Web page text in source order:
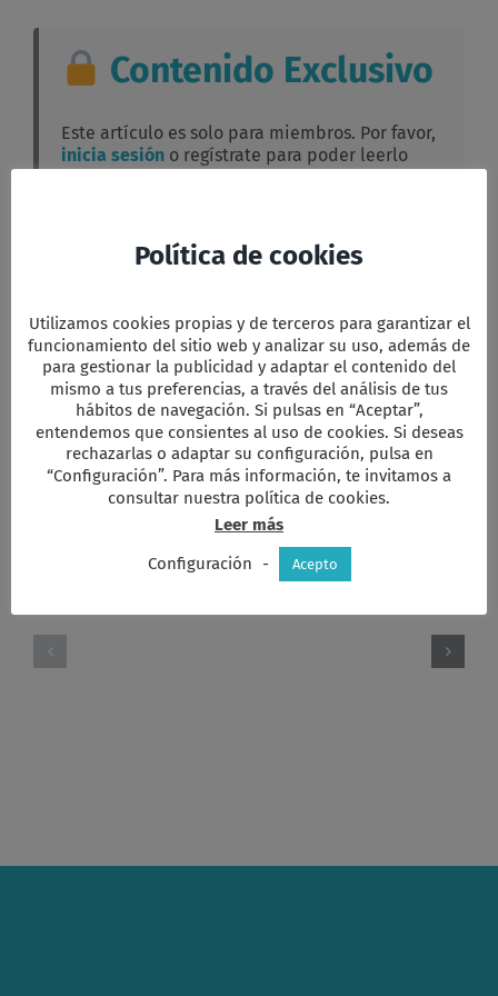
de
agosto
2022
Contenido Exclusivo
Este artículo es solo para miembros. Por favor,
inicia sesión o regístrate para poder leerlo
Facebook
Twitter
EmailWhatsApp
PrintFriendly
Compartir
Comparta esta información en su red
Social favorita!
Facebook
X RedditLinkedInWhatsApp
TumblrPinterest
Vk Xing
Artículos relacionados
Proyecto
Presupuesto
Política de cookies
Utilizamos cookies propias y de terceros para garantizar el
funcionamiento del sitio web y analizar su uso, además de
para gestionar la publicidad y adaptar el contenido del
mismo a tus preferencias, a través del análisis de tus
hábitos de navegación. Si pulsas en “Aceptar”,
entendemos que consientes al uso de cookies. Si deseas
rechazarlas o adaptar su configuración, pulsa en
“Configuración”. Para más información, te invitamos a
consultar nuestra política de cookies.
Leer más
Configuración
- Acepto